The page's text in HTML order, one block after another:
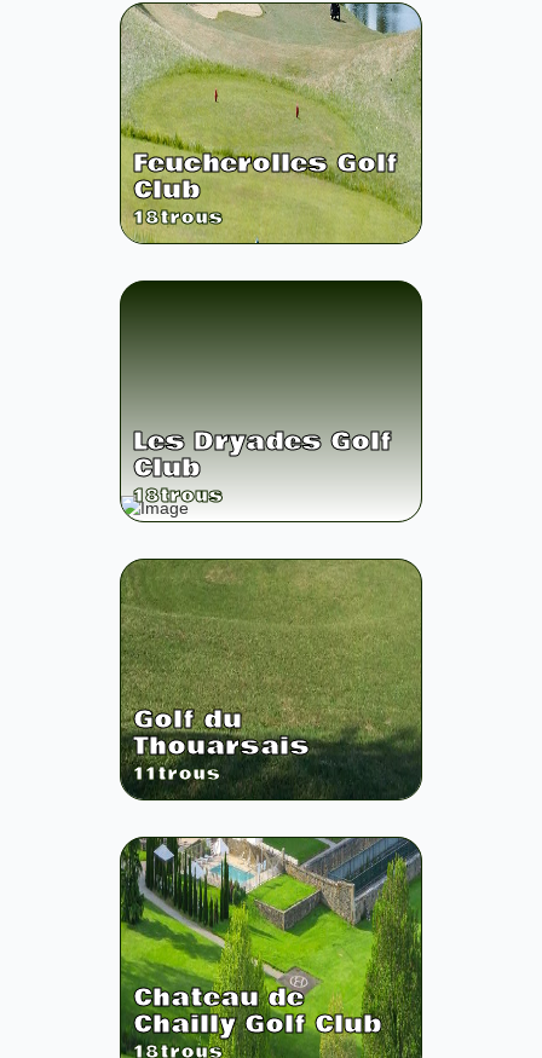
Feucherolles Golf
Club
18trous
Les Dryades Golf
Club
18trous
Golf du
Thouarsais
11trous
Chateau de
Chailly Golf Club
18trous